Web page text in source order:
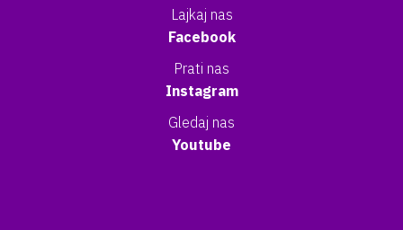
Lajkaj nas
Facebook
Prati nas
Instagram
Gledaj nas
Youtube